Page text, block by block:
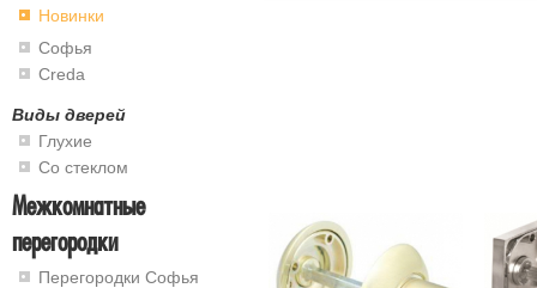
Новинки
Софья
Creda
Виды дверей
Глухие
Со стеклом
Межкомнатные
перегородки
Перегородки Софья